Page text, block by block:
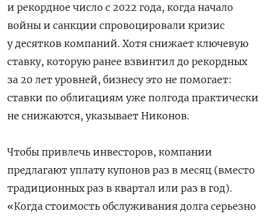
и рекордное число с 2022 года, когда начало
войны и санкции спровоцировали кризис
у десятков компаний. Хотя снижает ключевую
ставку, которую ранее взвинтил до рекордных
за 20 лет уровней, бизнесу это не помогает:
ставки по облигациям уже полгода практически
не снижаются, указывает Никонов.
Чтобы привлечь инвесторов, компании
предлагают уплату купонов раз в месяц (вместо
традиционных раз в квартал или раз в год).
«Когда стоимость обслуживания долга серьезно